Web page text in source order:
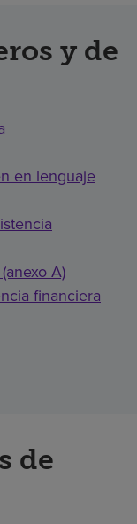
y de
en lenguaje
A)
financiera
de